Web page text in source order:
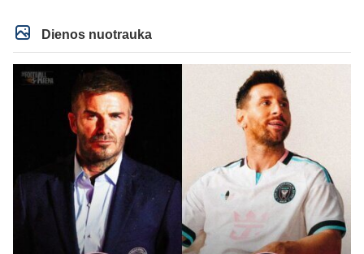
kasperunas nesusigaudys. Aciu, mercys, lauksim wilno grietineles
besivaipanciu itamet Konfu lygoje 20 tukst. stadione...jei makleriui tapinui
neatsibos sitas projektas
Dienos nuotrauka